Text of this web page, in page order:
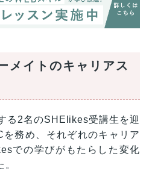
メイトのキャリアス
る2名のSHElikes受講生を迎
を務め、それぞれのキャリア
での学びがもたらした変化